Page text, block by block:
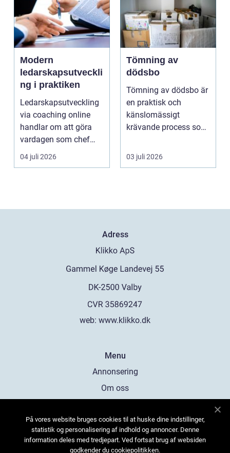
Modern
ledarskapsutveckli
ng i praktiken
Ledarskapsutveckling
via coaching online
handlar om att göra
vardagen som chef
både mer h...
04 juli 2026
Tömning av
dödsbo
Tömning av dödsbo är
en praktisk och
känslomässigt
krävande process som
gång ell...
03 juli 2026
Adress
web: www.klikko.dk
Menu
Annonsering
Om oss
Kontakta oss
Sitemap
På vores website bruges cookies til at huske dine indstillinger,
statistik og personalisering af indhold og annoncer. Denne
information deles med tredjepart. Ved fortsat brug af websiden
godkender du cookiepolitikken.